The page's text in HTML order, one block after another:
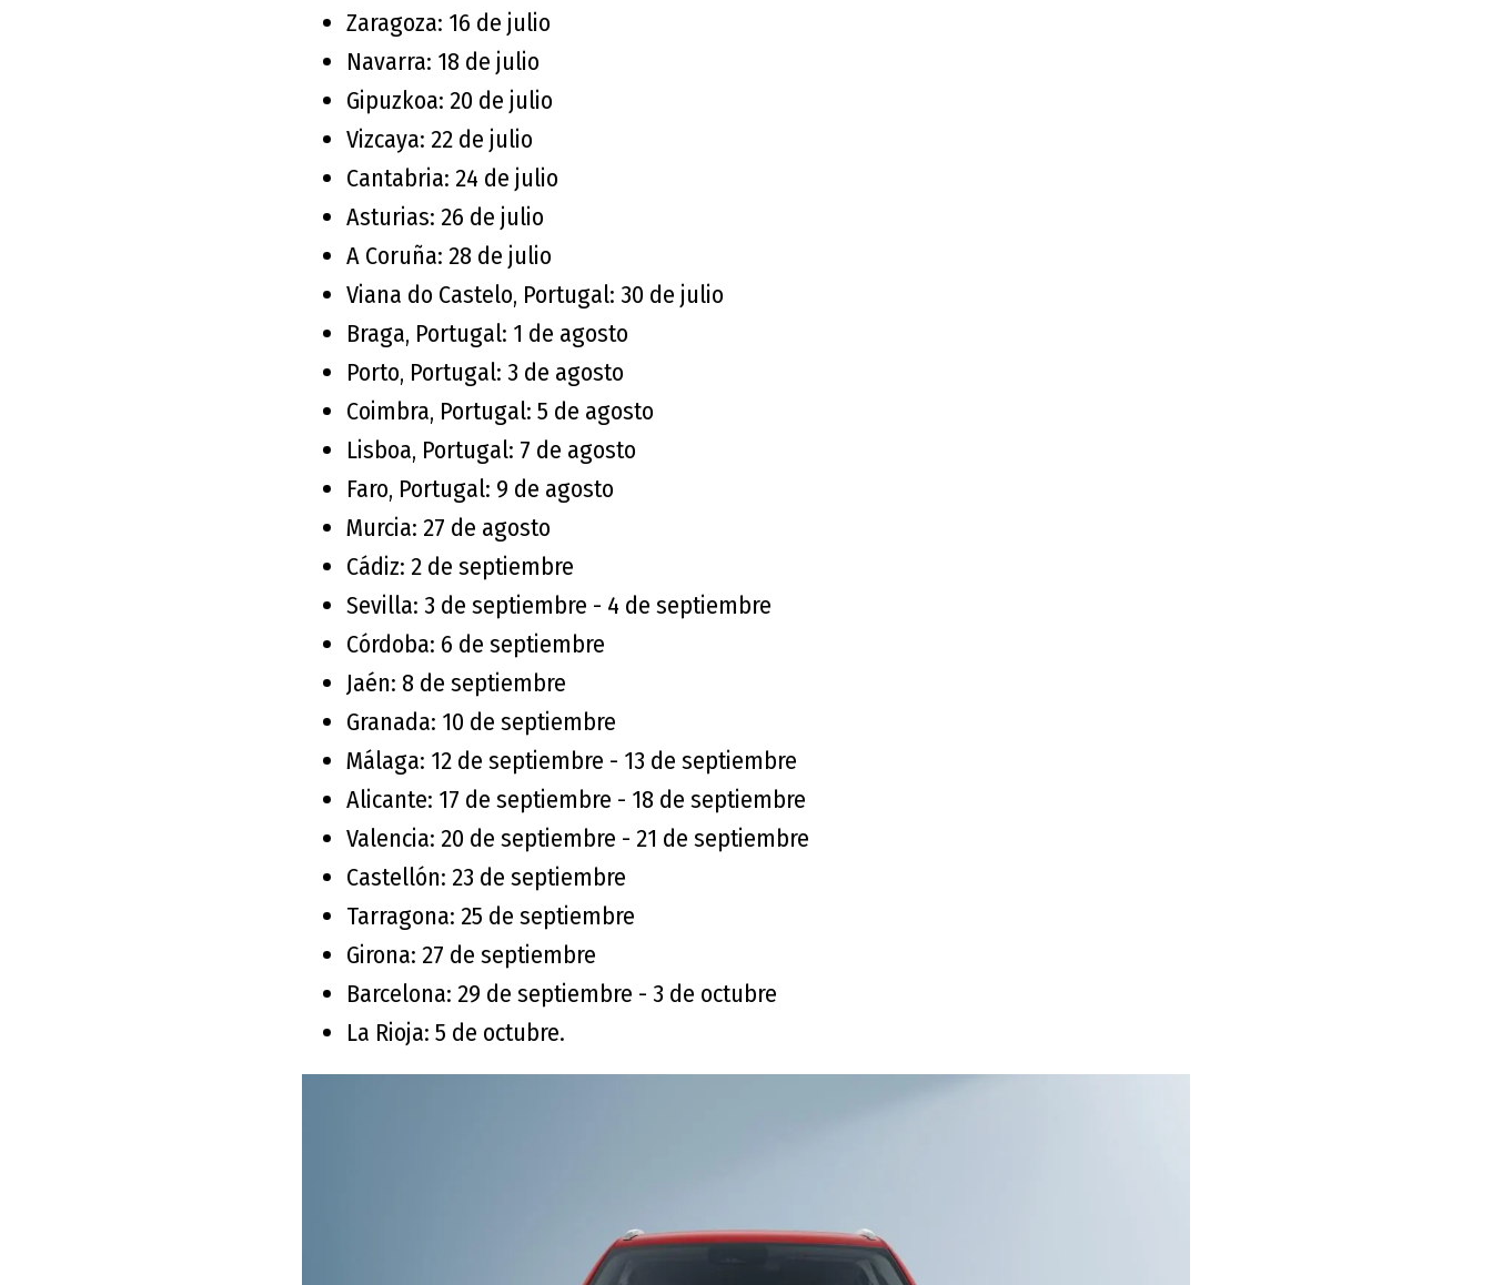
Zaragoza: 16 de julio
Navarra: 18 de julio
Gipuzkoa: 20 de julio
Vizcaya: 22 de julio
Cantabria: 24 de julio
Asturias: 26 de julio
A Coruña: 28 de julio
Viana do Castelo, Portugal: 30 de julio
Braga, Portugal: 1 de agosto
Porto, Portugal: 3 de agosto
Coimbra, Portugal: 5 de agosto
Lisboa, Portugal: 7 de agosto
Faro, Portugal: 9 de agosto
Murcia: 27 de agosto
Cádiz: 2 de septiembre
Sevilla: 3 de septiembre - 4 de septiembre
Córdoba: 6 de septiembre
Jaén: 8 de septiembre
Granada: 10 de septiembre
Málaga: 12 de septiembre - 13 de septiembre
Alicante: 17 de septiembre - 18 de septiembre
Valencia: 20 de septiembre - 21 de septiembre
Castellón: 23 de septiembre
Tarragona: 25 de septiembre
Girona: 27 de septiembre
Barcelona: 29 de septiembre - 3 de octubre
La Rioja: 5 de octubre.